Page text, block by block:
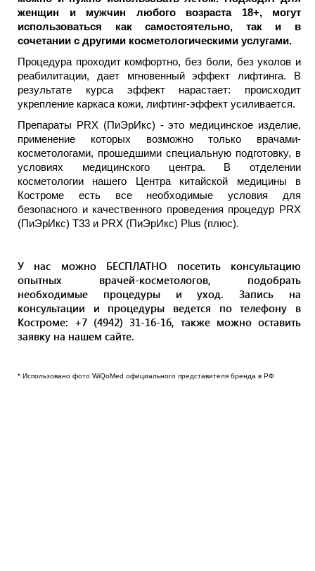
женщин и мужчин любого возраста 18+, могут
использоваться как самостоятельно, так и в
сочетании с другими косметологическими услугами.
Процедура проходит комфортно, без боли, без уколов и
реабилитации, дает мгновенный эффект лифтинга. В
результате курса эффект нарастает: происходит
укрепление каркаса кожи, лифтинг-эффект усиливается.
Препараты PRX (ПиЭрИкс) - это медицинское изделие,
применение которых возможно только врачами-
косметологами, прошедшими специальную подготовку, в
условиях медицинского центра. В отделении
косметологии нашего Центра китайской медицины в
Костроме есть все необходимые условия для
безопасного и качественного проведения процедур PRX
(ПиЭрИкс) Т33 и PRX (ПиЭрИкс) Plus (плюс).
У нас можно БЕСПЛАТНО посетить консультацию
опытных врачей-косметологов, подобрать
необходимые процедуры и уход. Запись на
консультации и процедуры ведется по телефону в
Костроме: +7 (4942) 31-16-16, также можно оставить
заявку на нашем сайте.
* Использовано фото WiQoMed официального представителя бренда в РФ